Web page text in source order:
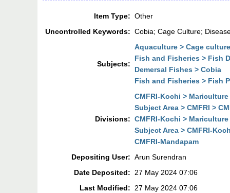
Item Type: Other
Uncontrolled Keywords: Cobia; Cage Culture;
Subjects:
Aquaculture > Cage
Fish and Fisheries > Fish
Demersal Fishes > Cobia
Fish and Fisheries > Fish
Divisions:
CMFRI-Kochi >
Subject Area > CMFRI >
CMFRI-Kochi >
Subject Area > CMFRI-
CMFRI-Mandapam
Depositing User: Arun Surendran
Date Deposited: 27 May 2024 07:06
Last Modified: 27 May 2024 07:06